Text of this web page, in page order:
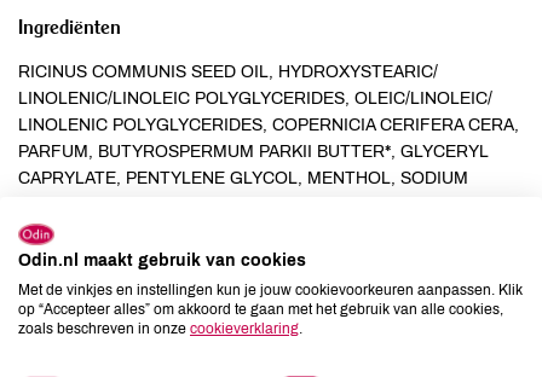
Ingrediënten
RICINUS COMMUNIS SEED OIL, HYDROXYSTEARIC/
LINOLENIC/LINOLEIC POLYGLYCERIDES, OLEIC/LINOLEIC/
LINOLENIC POLYGLYCERIDES, COPERNICIA CERIFERA CERA,
PARFUM, BUTYROSPERMUM PARKII BUTTER*, GLYCERYL
CAPRYLATE, PENTYLENE GLYCOL, MENTHOL, SODIUM
BARK EXTRACT, BENZYL ALCOHOL, HELIANTHUS ANNUUS
SEED OIL, HYDROGENATED CASTOR OIL, ASCORBYL
PALMITATE, LIMONENE, CI 77491, CI 77499, CI 77891
Odin.nl maakt gebruik van cookies
Met de vinkjes en instellingen kun je jouw cookievoorkeuren aanpassen. Klik
op “Accepteer alles” om akkoord te gaan met het gebruik van alle cookies,
zoals beschreven in onze cookieverklaring